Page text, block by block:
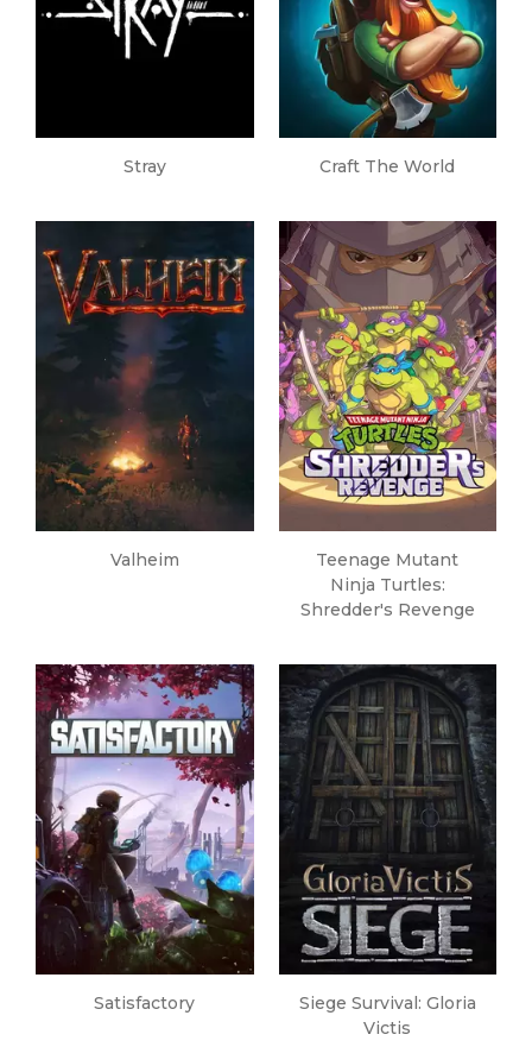
Stray Craft The World
Valheim
Teenage Mutant
Ninja Turtles:
Shredder's Revenge
Satisfactory
Siege Survival: Gloria
Victis